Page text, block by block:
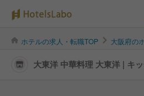
ホテルの求人・転職TOP 大阪府の
大東洋 中華料理 大東洋 | キ